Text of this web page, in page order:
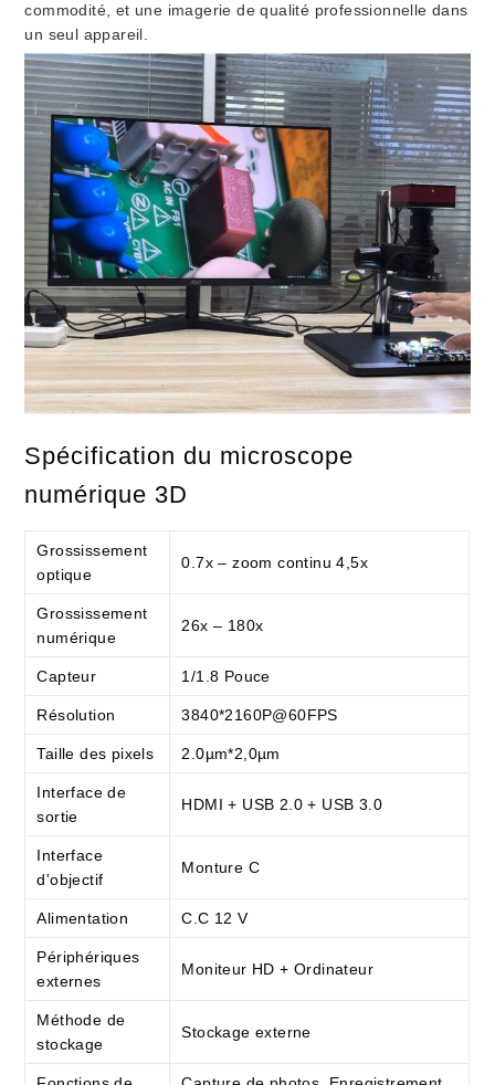
commodité, et une imagerie de qualité professionnelle dans
un seul appareil.
Spécification du microscope
numérique 3D
Grossissement
optique
0.7x – zoom continu 4,5x
Grossissement
numérique
26x – 180x
Capteur 1/1.8 Pouce
Résolution 3840*2160P@60FPS
Taille des pixels 2.0µm*2,0µm
Interface de
sortie
HDMI + USB 2.0 + USB 3.0
Interface
d'objectif
Monture C
Alimentation C.C 12 V
Périphériques
externes
Moniteur HD + Ordinateur
Méthode de
stockage
Stockage externe